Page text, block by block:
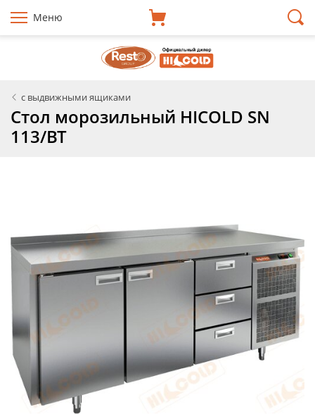
Меню
с выдвижными ящиками
Стол морозильный HICOLD SN
113/BT